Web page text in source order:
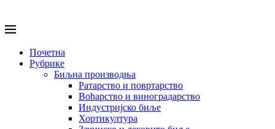
Почетна
Рубрике
Биљна производња
Ратарство и повртарство
Воћарство и виноградарство
Индустријско биље
Хортикултура